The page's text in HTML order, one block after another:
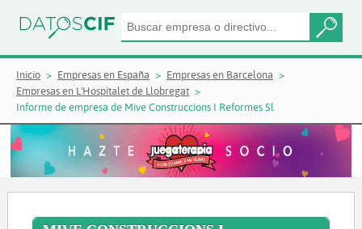
Inicio Empresas en España
Empresas en Barcelona
Empresas en L'Hospitalet de Llobregat
Informe de empresa de Mive Construccions I Reformes Sl